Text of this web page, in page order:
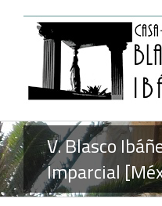
contenido
V. Blasco
Imparcial